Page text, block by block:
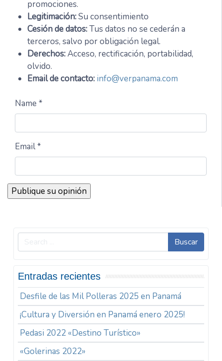
promociones.
Legitimación:Su consentimiento
Cesión de datos:Tus datos no se cederán a
terceros, salvo por obligación legal.
Derechos:Acceso, rectificación, portabilidad,
olvido.
Email de contacto: info@verpanama.com
Name *
Email *
Buscar
Entradas recientes
Desfile de las Mil Polleras 2025 en Panamá
¡Cultura y Diversión en Panamá enero 2025!
Pedasi 2022 «Destino Turístico»
«Golerinas 2022»